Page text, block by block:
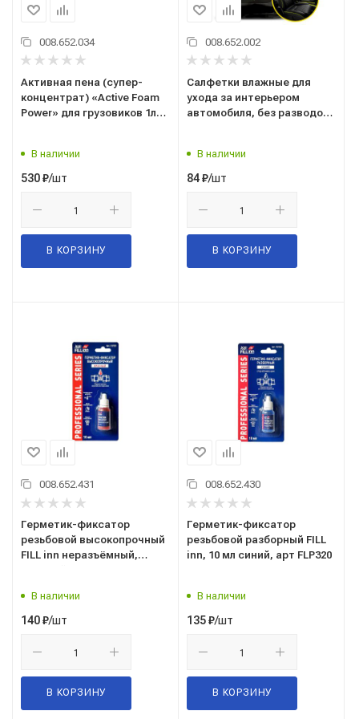
008.652.034
Активная пена (супер-
концентрат) «Active Foam
Power» для грузовиков 1л
В наличии
530₽/шт
В КОРЗИНУ
008.652.002
Салфетки влажные для
ухода за интерьером
автомобиля, без разводов
В наличии
84₽/шт
В КОРЗИНУ
008.652.431
Герметик-фиксатор
резьбовой высокопрочный
FILL inn неразъёмный,
В наличии
140₽/шт
В КОРЗИНУ
008.652.430
Герметик-фиксатор
резьбовой разборный FILL
inn, 10 мл синий, арт FLP320
В наличии
135₽/шт
В КОРЗИНУ